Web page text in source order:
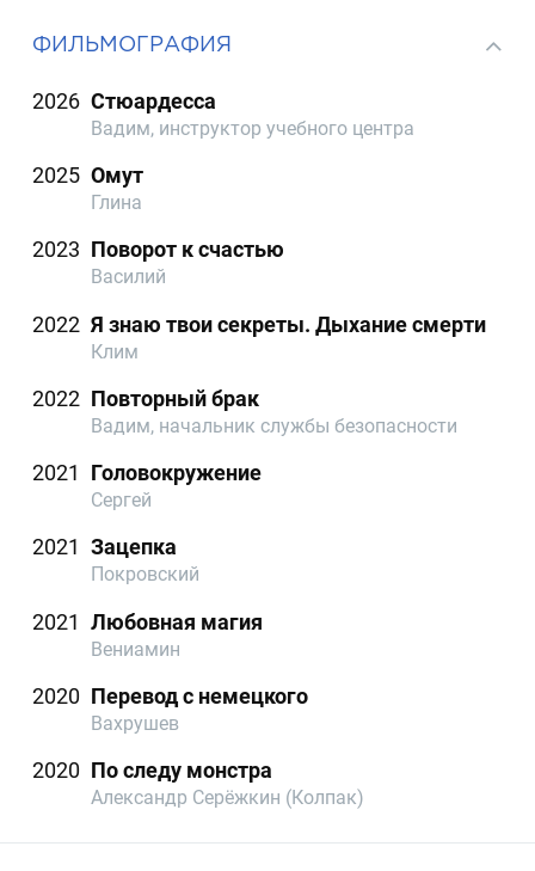
ФИЛЬМОГРАФИЯ
2026 Стюардесса
Вадим, инструктор учебного центра
2025 Омут
Глина
2023 Поворот к счастью
Василий
2022 Я знаю твои секреты. Дыхание смерти
Клим
2022 Повторный брак
Вадим, начальник службы безопасности
2021 Головокружение
Сергей
2021 Зацепка
Покровский
2021 Любовная магия
Вениамин
2020 Перевод с немецкого
Вахрушев
2020 По следу монстра
Александр Серёжкин (Колпак)